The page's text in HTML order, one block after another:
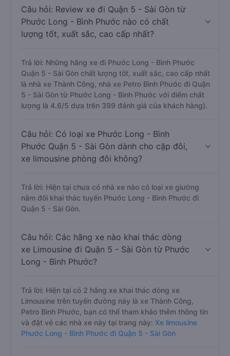
Câu hỏi: Review xe đi Quận 5 - Sài Gòn từ
Phước Long - Bình Phước nào có chất
lượng tốt, xuất sắc, cao cấp nhất?
Trả lời: Những hãng xe đi Phước Long - Bình Phước
Quận 5 - Sài Gòn chất lượng tốt, xuất sắc, cao cấp nhất
là nhà xe Thành Công, nhà xe Petro Bình Phước đi Quận
5 - Sài Gòn từ Phước Long - Bình Phước với điểm chất
lượng là 4.6/5 dựa trên 399 đánh giá của khách hàng).
Câu hỏi: Có loại xe Phước Long - Bình
Phước Quận 5 - Sài Gòn dành cho cặp đôi,
xe limousine phòng đôi không?
Trả lời: Hiện tại chưa có nhà xe nào có loại xe giường
nằm đôi khai thác tuyến Phước Long - Bình Phước đi
Quận 5 - Sài Gòn.
Câu hỏi: Các hãng xe nào khai thác dòng
xe Limousine đi Quận 5 - Sài Gòn từ Phước
Long - Bình Phước?
Trả lời: Hiện tại có 2 hãng xe khai thác dòng xe
Limousine trên tuyến đường này là xe Thành Công,
Petro Bình Phước, bạn có thể tham khảo thêm thông tin
và đặt vé các nhà xe này tại trang này: Xe limousine
Phước Long - Bình Phước đi Quận 5 - Sài Gòn